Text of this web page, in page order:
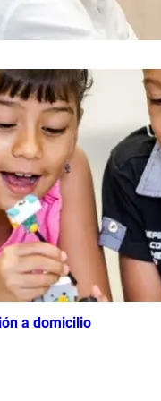
a domicilio